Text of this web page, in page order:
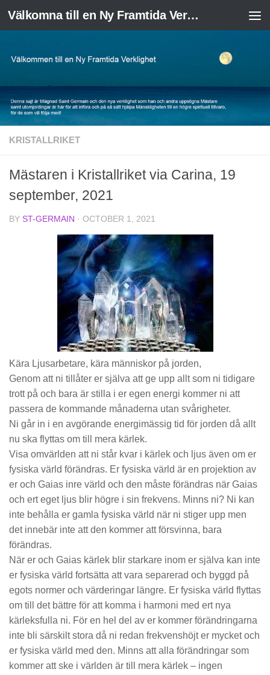
Skip to content Välkomna till en Ny Framtida Verklighet
KRISTALLRIKET
Mästaren i Kristallriket via Carina, 19
september, 2021
BY ST-GERMAIN · OCTOBER 1, 2021
Kära Ljusarbetare, kära människor på jorden,
Genom att ni tillåter er själva att ge upp allt som ni tidigare
trott på och bara är stilla i er egen energi kommer ni att
passera de kommande månaderna utan svårigheter.
Ni går in i en avgörande energimässig tid för jorden då allt
nu ska flyttas om till mera kärlek.
Visa omvärlden att ni står kvar i kärlek och ljus även om er
fysiska värld förändras. Er fysiska värld är en projektion av
er och Gaias inre värld och den måste förändras när Gaias
och ert eget ljus blir högre i sin frekvens. Minns ni? Ni kan
inte behålla er gamla fysiska värld när ni stiger upp men
det innebär inte att den kommer att försvinna, bara
förändras.
När er och Gaias kärlek blir starkare inom er själva kan inte
er fysiska värld fortsätta att vara separerad och byggd på
egots normer och värderingar längre. Er fysiska värld flyttas
om till det bättre för att komma i harmoni med ert nya
kärleksfulla ni. För en hel del av er kommer förändringarna
inte bli särskilt stora då ni redan frekvenshöjt er mycket och
er fysiska värld med den. Minns att alla förändringar som
kommer att ske i världen är till mera kärlek – ingen